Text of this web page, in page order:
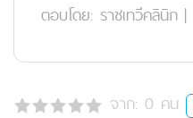
ตอบโดย: ราชเทวีคลินิก |
จาก: 0 คน